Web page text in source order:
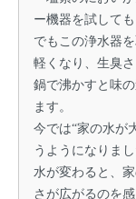
ー機器を試して
でもこの浄水器
軽くなり、生臭さ
鍋で沸かすと味
ます。
今では“家の水が
うようになりまし
水が変わると、
さが広がるのを感